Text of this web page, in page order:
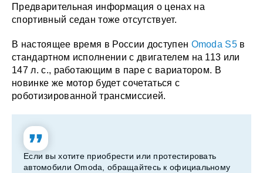
Предварительная информация о ценах на
спортивный седан тоже отсутствует.
В настоящее время в России доступен Omoda S5 в
стандартном исполнении с двигателем на 113 или
147 л. с., работающим в паре с вариатором. В
новинке же мотор будет сочетаться с
роботизированной трансмиссией.
Если вы хотите приобрести или протестировать
автомобили Omoda, обращайтесь к официальному